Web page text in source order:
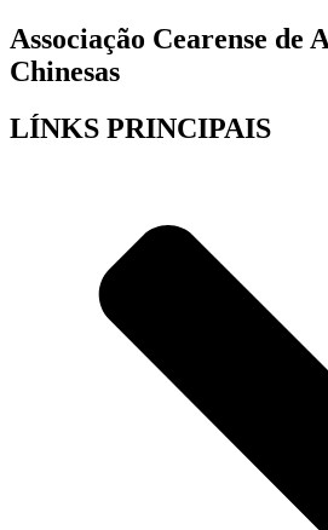
Associação Cearense de
Chinesas
LÍNKS PRINCIPAIS